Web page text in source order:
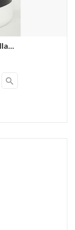
search